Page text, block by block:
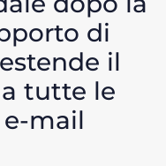
di
il
tutte le
mail